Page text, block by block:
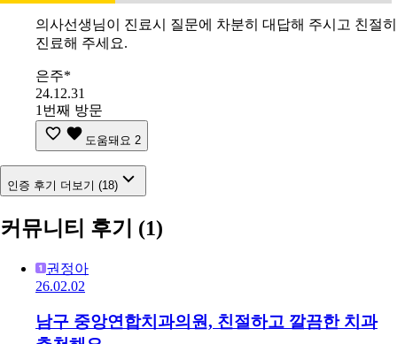
의사선생님이 진료시 질문에 차분히 대답해 주시고 친절히
진료해 주세요.
은주*
24.12.31
1번째 방문
도움돼요 2
인증 후기 더보기 (18)
커뮤니티 후기 (1)
권정아
26.02.02
남구 중앙연합치과의원, 친절하고 깔끔한 치과